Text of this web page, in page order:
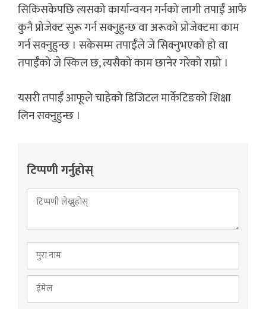
सिकिसकेपछि त्यसको कार्यान्वयन गर्नको लागी तपाईँ आफै
कुनै प्रोजेक्ट सुरू गर्न सक्नुहुन्छ वा अरूको प्रोजेक्टमा काम
गर्न सक्नुहुन्छ । सकेसम्म तपाईँले जे सिक्नुभएको हो वा
तपाईँको जे स्किल छ, त्यसैको काम छानेर गरेको राम्रो ।
यसरी तपाईँ आफूले चाहेको डिजिटल मार्केटिङको शिक्षा
लिन सक्नुहुन्छ ।
टिप्पणी गर्नुहोस्